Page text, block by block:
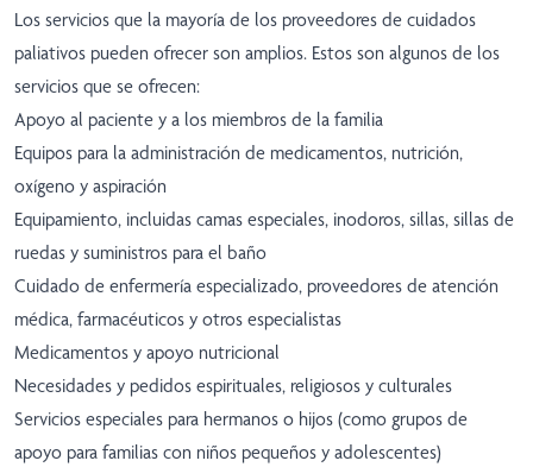
Los servicios que la mayoría de los proveedores de cuidados
paliativos pueden ofrecer son amplios. Estos son algunos de los
servicios que se ofrecen:
Apoyo al paciente y a los miembros de la familia
Equipos para la administración de medicamentos, nutrición,
oxígeno y aspiración
Equipamiento, incluidas camas especiales, inodoros, sillas, sillas de
ruedas y suministros para el baño
Cuidado de enfermería especializado, proveedores de atención
médica, farmacéuticos y otros especialistas
Medicamentos y apoyo nutricional
Necesidades y pedidos espirituales, religiosos y culturales
Servicios especiales para hermanos o hijos (como grupos de
apoyo para familias con niños pequeños y adolescentes)